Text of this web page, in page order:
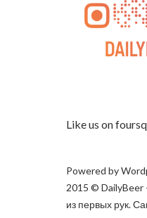
Like us on
Powered by
2015 © DailyBeer
из первых рук.